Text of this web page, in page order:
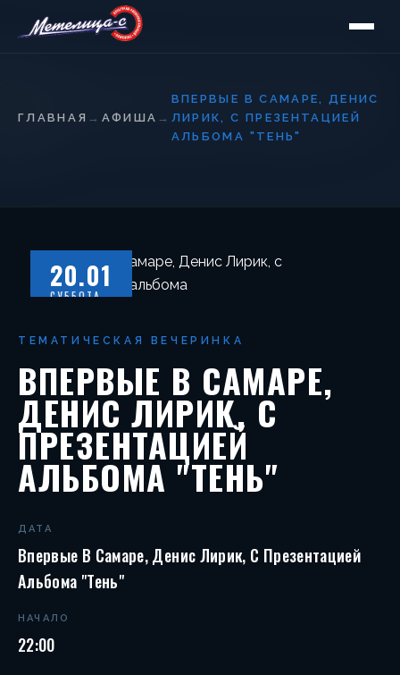
ГЛАВНАЯ → АФИША →
ВПЕРВЫЕ В САМАРЕ, ДЕНИС
ЛИРИК, С ПРЕЗЕНТАЦИЕЙ
АЛЬБОМА "ТЕНЬ"
20.01
СУББОТА
ТЕМАТИЧЕСКАЯ ВЕЧЕРИНКА
ВПЕРВЫЕ В САМАРЕ,
ДЕНИС ЛИРИК, С
ПРЕЗЕНТАЦИЕЙ
АЛЬБОМА "ТЕНЬ"
ДАТА
Впервые В Самаре, Денис Лирик, С Презентацией
Альбома "Тень"
НАЧАЛО
22:00